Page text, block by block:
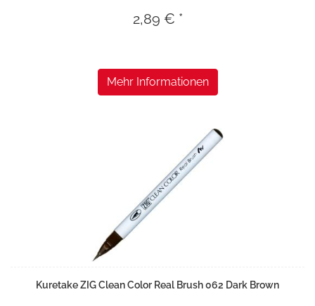
2,89 € *
Mehr Informationen
Kuretake ZIG Clean Color Real Brush 062 Dark Brown